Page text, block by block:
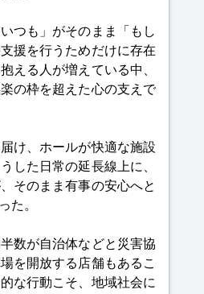
つも」がそのまま「もし
援を行うためだけに存在
える人が増えている中、
の枠を超えた心の支えで
け、ホールが快適な施設
した日常の延長線上に、
そのまま有事の安心へと
た。
数が自治体などと災害協
を開放する店舗もあるこ
な行動こそ、地域社会に